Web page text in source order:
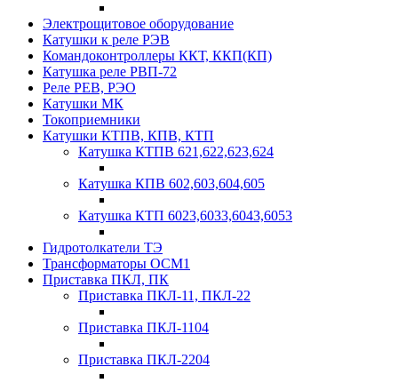
Электрощитовое оборудование
Катушки к реле РЭВ
Командоконтроллеры ККТ, ККП(КП)
Катушка реле РВП-72
Реле РЕВ, РЭО
Катушки МК
Токоприемники
Катушки КТПВ, КПВ, КТП
Катушка КТПВ 621,622,623,624
Катушка КПВ 602,603,604,605
Катушка КТП 6023,6033,6043,6053
Гидротолкатели ТЭ
Трансформаторы ОСМ1
Приставка ПКЛ, ПК
Приставка ПКЛ-11, ПКЛ-22
Приставка ПКЛ-1104
Приставка ПКЛ-2204